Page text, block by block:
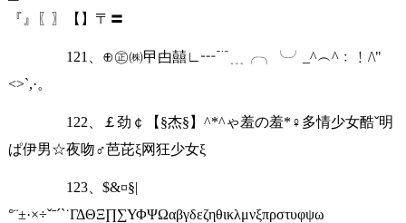
『』〖〗【】〒〓
121、⊕㊣㈱曱甴囍∟┅﹊﹍╭╮╰╯_^︵^﹕﹗/\"
<>`,·。
122、￡劲￠【§杰§】^*^ゃ羞の羞*♀多情少女酷ˇ明
ぱ伊男☆夜吻♂芭芘ξ网狂少女ξ
123、$&¤§|
°¨±·×÷ˇˉˊˋ˙ΓΔΘΞ∏∑ΥΦΨΩαβγδεζηθικλμνξπρστυφψω